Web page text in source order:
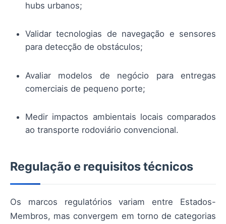
hubs urbanos;
Validar tecnologias de navegação e sensores
para detecção de obstáculos;
Avaliar modelos de negócio para entregas
comerciais de pequeno porte;
Medir impactos ambientais locais comparados
ao transporte rodoviário convencional.
Regulação e requisitos técnicos
Os marcos regulatórios variam entre Estados-
Membros, mas convergem em torno de categorias